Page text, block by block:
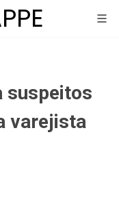
suspeitos
varejista